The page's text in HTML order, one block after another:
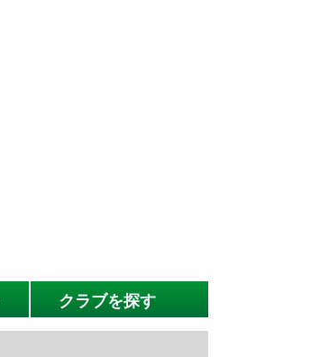
クラブを探す